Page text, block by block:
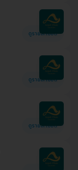
ดูรายละเอียด
ดูรายละเอียด
ดูรายละเอียด